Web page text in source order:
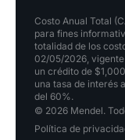
Costo Anual Total
para fines
totalidad de los
02/05/2026, vigente
un crédito de
una tasa de interés
del 60%.
© 2026 Mendel.
Política de